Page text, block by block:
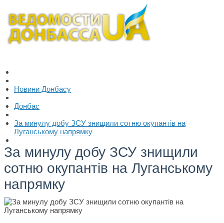
Новини Донбасу
Донбас
За минулу добу ЗСУ знищили сотню окупантів на
Луганському напрямку
За минулу добу ЗСУ знищили
сотню окупантів на Луганському
напрямку